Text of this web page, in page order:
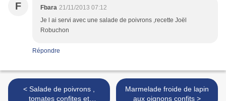
F Fbara 21/11/2013 07:12
Je l ai servi avec une salade de poivrons ,recette Joël
Robuchon
Répondre
< Salade de poivrons ,
tomates confites et
Marmelade froide de lapin
aux oignons confits >